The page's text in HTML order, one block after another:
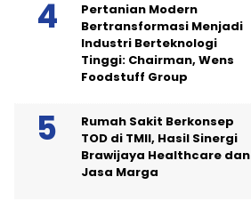
Pertanian Modern
Bertransformasi Menjadi
Industri Berteknologi
Tinggi: Chairman, Wens
Foodstuff Group
Rumah Sakit Berkonsep
TOD di TMII, Hasil Sinergi
Brawijaya Healthcare dan
Jasa Marga